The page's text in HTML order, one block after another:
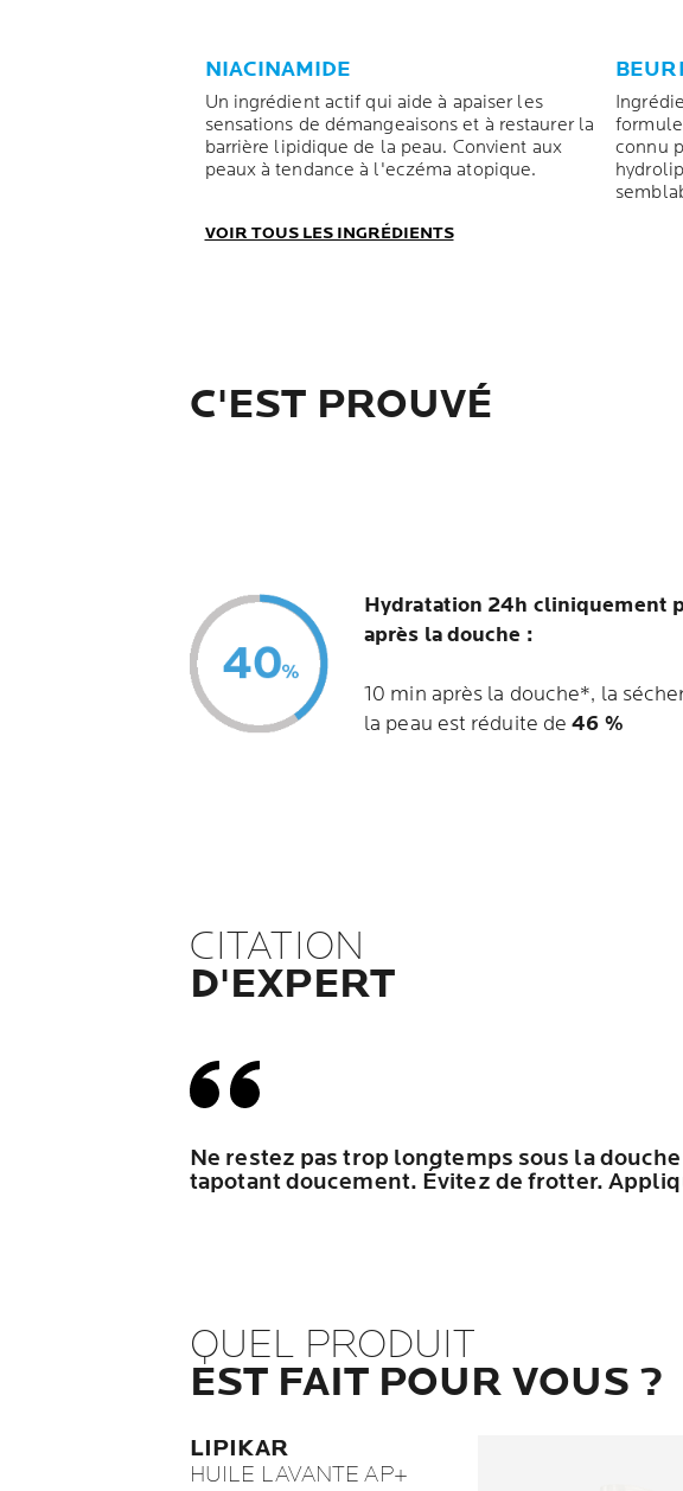
NIACINAMIDE
Un ingrédient actif qui aide à apaiser les
sensations de démangeaisons et à restaurer la
barrière lipidique de la peau. Convient aux
peaux à tendance à l'eczéma atopique.
connu
VOIR TOUS LES INGRÉDIENTS
C'EST PROUVÉ
Hydratation 24h cliniquement
après la douche :
10 min après la douche*, la
la peau est réduite de46 %
CITATION
D'EXPERT
Ne restez pas trop longtemps sous la
tapotant doucement. Évitez de frotter.
QUEL PRODUIT
EST FAIT POUR VOUS ?
LIPIKAR
HUILE LAVANTE AP+